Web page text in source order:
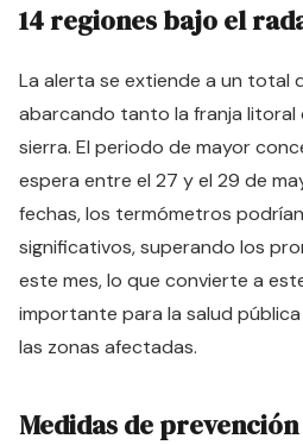
14 regiones bajo el
La alerta se extiende a un total
abarcando tanto la franja litoral
sierra. El periodo de mayor
espera entre el 27 y el 29 de
fechas, los termómetros
significativos, superando los
este mes, lo que convierte a
importante para la salud
las zonas afectadas.
Medidas de